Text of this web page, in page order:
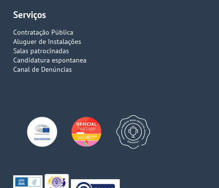
Serviços
Contratação Pública
Aluguer de Instalações
Salas patrocinadas
Candidatura espontanea
Canal de Denúncias